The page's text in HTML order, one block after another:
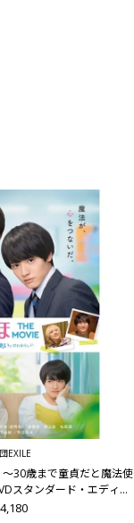
EXILE
～30歳まで童貞だと魔法使
スタンダード・エディシ
ョン